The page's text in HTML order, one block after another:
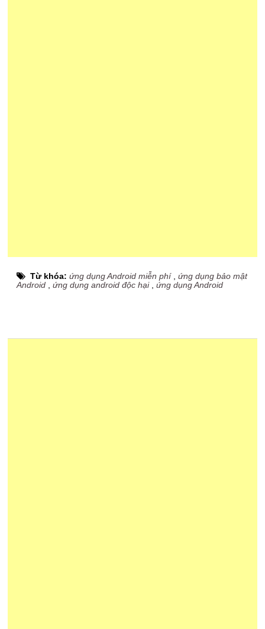
Từ khóa:ứng dụng Android miễn phí,ứng dụng bảo mật
Android ,ứng dụng android độc hại,ứng dụng Android